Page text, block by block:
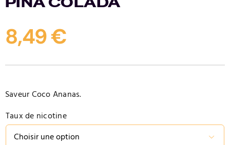
8,49€
Saveur Coco Ananas.
Taux de nicotine
